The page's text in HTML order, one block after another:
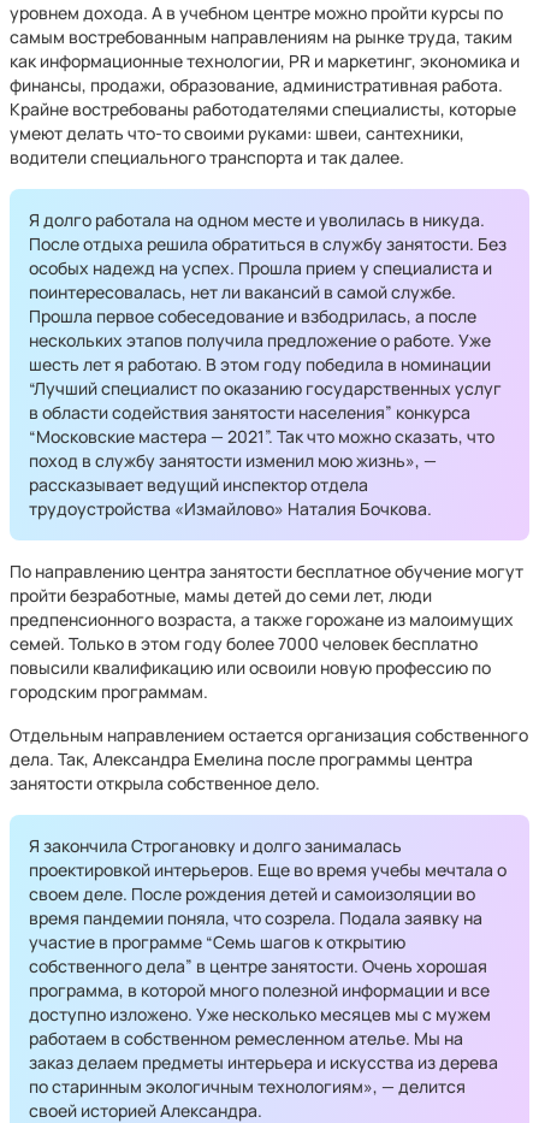
уровнем дохода. А в учебном центре можно пройти курсы по
самым востребованным направлениям на рынке труда, таким
как информационные технологии, PR и маркетинг, экономика и
финансы, продажи, образование, административная работа.
Крайне востребованы работодателями специалисты, которые
умеют делать что-то своими руками: швеи, сантехники,
водители специального транспорта и так далее.
Я долго работала на одном месте и уволилась в никуда.
После отдыха решила обратиться в службу занятости. Без
особых надежд на успех. Прошла прием у специалиста и
поинтересовалась, нет ли вакансий в самой службе.
Прошла первое собеседование и взбодрилась, а после
нескольких этапов получила предложение о работе. Уже
шесть лет я работаю. В этом году победила в номинации
“Лучший специалист по оказанию государственных услуг
в области содействия занятости населения” конкурса
“Московские мастера — 2021”. Так что можно сказать, что
поход в службу занятости изменил мою жизнь», —
рассказывает ведущий инспектор отдела
трудоустройства «Измайлово» Наталия Бочкова.
По направлению центра занятости бесплатное обучение могут
пройти безработные, мамы детей до семи лет, люди
предпенсионного возраста, а также горожане из малоимущих
семей. Только в этом году более 7000 человек бесплатно
повысили квалификацию или освоили новую профессию по
городским программам.
Отдельным направлением остается организация собственного
дела. Так, Александра Емелина после программы центра
занятости открыла собственное дело.
Я закончила Строгановку и долго занималась
проектировкой интерьеров. Еще во время учебы мечтала о
своем деле. После рождения детей и самоизоляции во
время пандемии поняла, что созрела. Подала заявку на
участие в программе “Семь шагов к открытию
собственного дела” в центре занятости. Очень хорошая
программа, в которой много полезной информации и все
доступно изложено. Уже несколько месяцев мы с мужем
работаем в собственном ремесленном ателье. Мы на
заказ делаем предметы интерьера и искусства из дерева
по старинным экологичным технологиям», — делится
своей историей Александра.